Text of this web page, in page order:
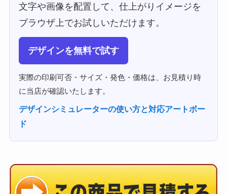
文字や画像を配置して、仕上がりイメージを
ブラウザ上でお試しいただけます。
デザインを無料で試す
実際の印刷可否・サイズ・発色・価格は、お見積り時
に当店が確認いたします。
デザインシミュレーターの使い方と対応アートボー
ド